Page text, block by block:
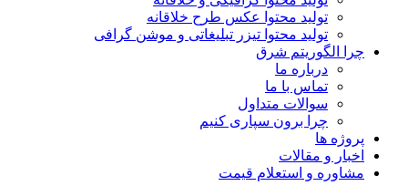
تولید محتوا عکس طرح خلاقانه
تولید محتوا تیزر تبلیغاتی و موشن گرافی
چرا الگوریتم شرق
درباره ما
تماس با ما
سوالات متداول
چرا برون سپاری کنیم
پروژه ها
اخبار و مقالات
مشاوره و استعلام قیمت